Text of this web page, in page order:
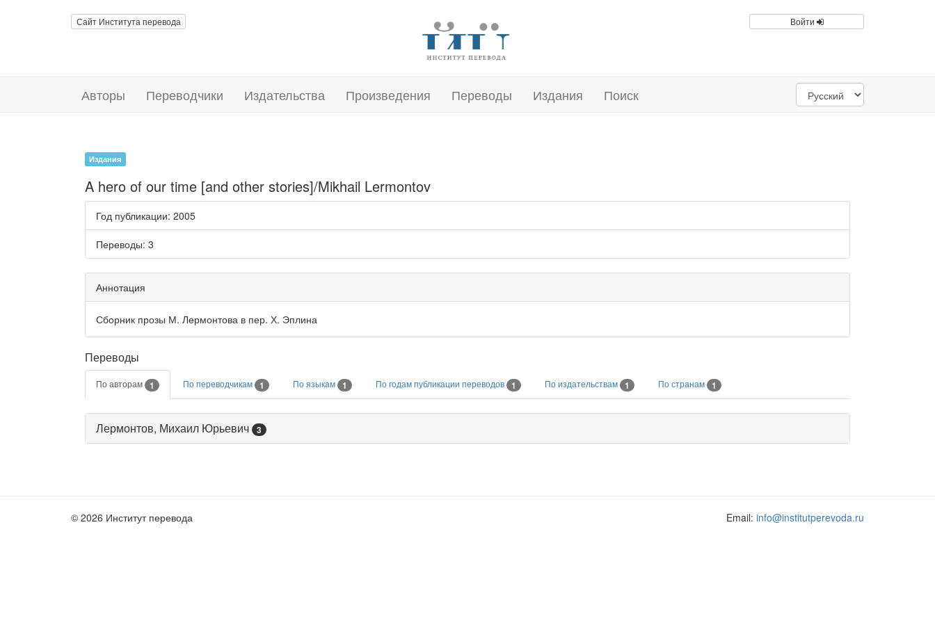
Сайт Института перевода Войти
Авторы Переводчики Издательства Произведения Переводы Издания Поиск
Издания
A hero of our time [and other stories]/Mikhail Lermontov
Год публикации: 2005
Переводы: 3
Аннотация
Сборник прозы М. Лермонтова в пер. Х. Эплина
Переводы
По авторам 1 По переводчикам 1 По языкам 1 По годам публикации переводов 1 По издательствам 1 По странам 1
Лермонтов, Михаил Юрьевич 3
© 2026 Институт перевода Email: info@institutperevoda.ru